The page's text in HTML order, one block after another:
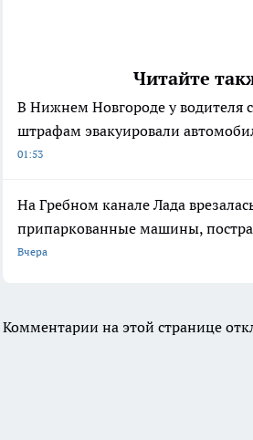
Читайте
В Нижнем Новгороде у водителя
штрафам эвакуировали
01:53
На Гребном канале Лада
припаркованные машины,
Вчера
Комментарии на этой странице